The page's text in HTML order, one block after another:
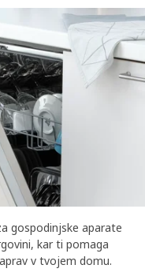
gospodinjske aparate
kar ti pomaga
v tvojem domu.